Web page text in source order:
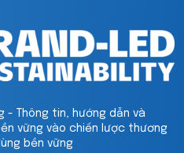
- Thông tin, hướng dẫn và
vững vào chiến lược thương
bền vững